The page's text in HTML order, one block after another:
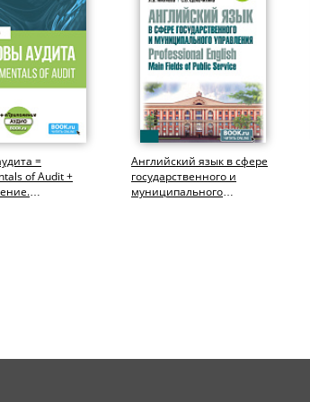
=
of Audit +
Английский язык в сфере
государственного и
муниципального